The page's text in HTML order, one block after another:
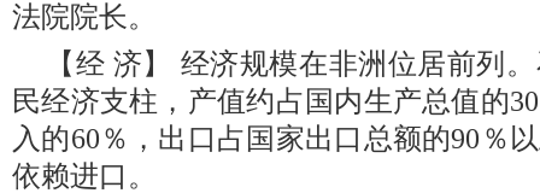
法院院长。
【经 济】 经济规模在非洲位居前列
民经济支柱，产值约占国内生产总值的
入的60％，出口占国家出口总额的90％
依赖进口。